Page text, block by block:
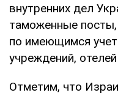
внутренних дел
таможенные
по имеющимся
учреждений, отелей
Отметим, что